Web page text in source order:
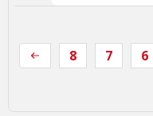
6
7
8